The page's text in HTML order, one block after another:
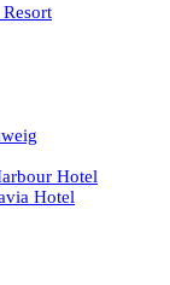
Hotel
Hotel